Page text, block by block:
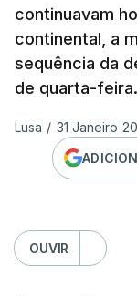
continuavam
continental, a
sequência da
de quarta-feira.
Lusa / 31 Janeiro
OUVIR